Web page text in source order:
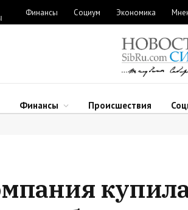
Финансы Социум Экономика
Финансы Происшествия